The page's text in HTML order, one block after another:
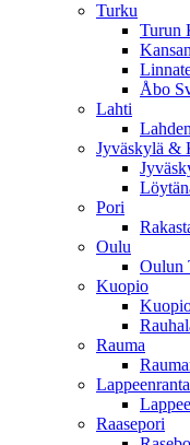
Turku
Turun
Åbo
Lahti
Jyväskylä &
Pori
Oulu
Oulun
Kuopio
Rauma
Lappeenranta
Raasepori